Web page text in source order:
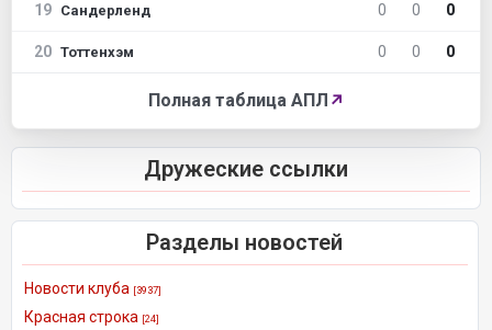
19 Сандерленд 0 0 0
20 Тоттенхэм 0 0 0
Полная таблица АПЛ ↗
Дружеские ссылки
Разделы новостей
Новости клуба [3937]
Красная строка [24]